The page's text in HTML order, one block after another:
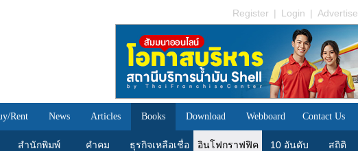
Register | Login | Advertise
Rent News Articles Books Download Webboard Contact Us
สำนักพิมพ์ คำคม ธุรกิจเหลือเชื่อ อินโฟกราฟฟิค 10 อันดับ สถิติ